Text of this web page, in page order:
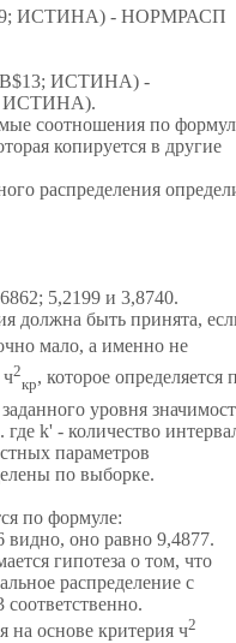
ИСТИНА) - НОРМРАСП
ИСТИНА) -
ИСТИНА).
соотношения по
копируется в другие
распределения
5,2199 и 3,8740.
должна быть принята,
мало, а именно не
ч2
кр, которое определяется
уровня
k' - количество
параметров
по выборке.
по формуле:
оно равно 9,4877.
гипотеза о том, что
распределение с
соответственно.
основе критерия ч2